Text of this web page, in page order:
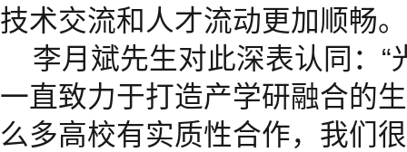
技术交流和人才流动更加顺畅。
李月斌先生对此深表认同：
一直致力于打造产学研融合的
么多高校有实质性合作，我们